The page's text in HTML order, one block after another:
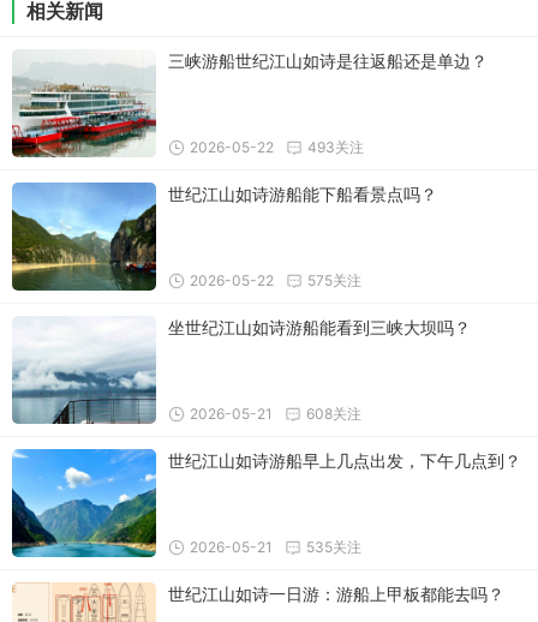
相关新闻
三峡游船世纪江山如诗是往返船还是单边？
493关注
2026-05-22
世纪江山如诗游船能下船看景点吗？
575关注
2026-05-22
坐世纪江山如诗游船能看到三峡大坝吗？
608关注
2026-05-21
世纪江山如诗游船早上几点出发，下午几点到？
535关注
2026-05-21
世纪江山如诗一日游：游船上甲板都能去吗？